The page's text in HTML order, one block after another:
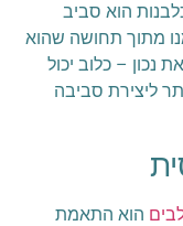
הוא סביב
מתוך תחושה שהוא
נכון – כלוב יכול
ליצירת סביבה
הוא התאמת